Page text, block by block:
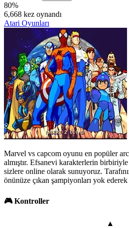
80%
6,668 kez oynandı
Atari Oyunları
Marvel vs capcom oyunu en popüler
almıştır. Efsanevi karakterlerin
sizlere online olarak sunuyoruz.
önünüze çıkan şampiyonları yok
🎮 Kontroller
▲